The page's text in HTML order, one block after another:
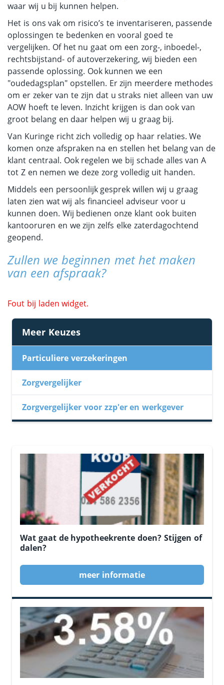
waar wij u bij kunnen helpen.
Het is ons vak om risico’s te inventariseren, passende
oplossingen te bedenken en vooral goed te
vergelijken. Of het nu gaat om een zorg-, inboedel-,
rechtsbijstand- of autoverzekering, wij bieden een
passende oplossing. Ook kunnen we een
"oudedagsplan" opstellen. Er zijn meerdere methodes
om er zeker van te zijn dat u straks niet alleen van uw
AOW hoeft te leven. Inzicht krijgen is dan ook van
groot belang en daar helpen wij u graag bij.
Van Kuringe richt zich volledig op haar relaties. We
komen onze afspraken na en stellen het belang van de
klant centraal. Ook regelen we bij schade alles van A
tot Z en nemen we deze zorg volledig uit handen.
Middels een persoonlijk gesprek willen wij u graag
laten zien wat wij als financieel adviseur voor u
kunnen doen. Wij bedienen onze klant ook buiten
kantooruren en we zijn zelfs elke zaterdagochtend
geopend.
Zullen we beginnen met het maken
van een afspraak?
Fout bij laden widget.
Meer Keuzes
Particuliere verzekeringen
Zorgvergelijker
Zorgvergelijker voor zzp'er en werkgever
Wat gaat de hypotheekrente doen? Stijgen of
dalen?
meer informatie